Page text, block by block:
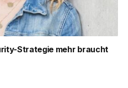
Strategie mehr braucht